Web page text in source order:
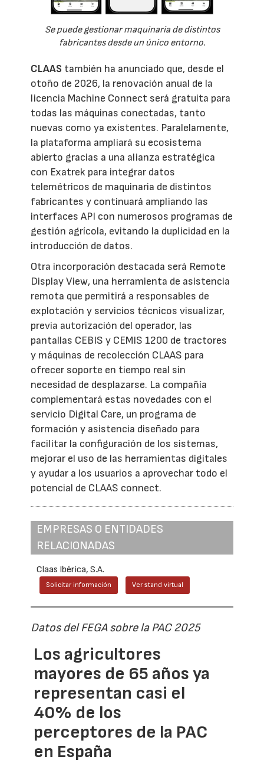
Se puede gestionar maquinaria de distintos
fabricantes desde un único entorno.
CLAAS también ha anunciado que, desde el
otoño de 2026, la renovación anual de la
licencia Machine Connect será gratuita para
todas las máquinas conectadas, tanto
nuevas como ya existentes. Paralelamente,
la plataforma ampliará su ecosistema
abierto gracias a una alianza estratégica
con Exatrek para integrar datos
telemétricos de maquinaria de distintos
fabricantes y continuará ampliando las
interfaces API con numerosos programas de
gestión agrícola, evitando la duplicidad en la
introducción de datos.
Otra incorporación destacada será Remote
Display View, una herramienta de asistencia
remota que permitirá a responsables de
explotación y servicios técnicos visualizar,
previa autorización del operador, las
pantallas CEBIS y CEMIS 1200 de tractores
y máquinas de recolección CLAAS para
ofrecer soporte en tiempo real sin
necesidad de desplazarse. La compañía
complementará estas novedades con el
servicio Digital Care, un programa de
formación y asistencia diseñado para
facilitar la configuración de los sistemas,
mejorar el uso de las herramientas digitales
y ayudar a los usuarios a aprovechar todo el
potencial de CLAAS connect.
EMPRESAS O ENTIDADES
RELACIONADAS
Claas Ibérica, S.A.
Solicitar información Ver stand virtual
Datos del FEGA sobre la PAC 2025
Los agricultores
mayores de 65 años ya
representan casi el
40% de los
perceptores de la PAC
en España